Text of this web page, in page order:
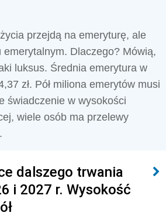
przejdą na emeryturę, ale
emerytalnym. Dlaczego? Mówią,
luksus. Średnia emerytura w
zł. Pół miliona emerytów musi
świadczenie w wysokości
wiele osób ma przelewy
dalszego trwania
i 2027 r. Wysokość